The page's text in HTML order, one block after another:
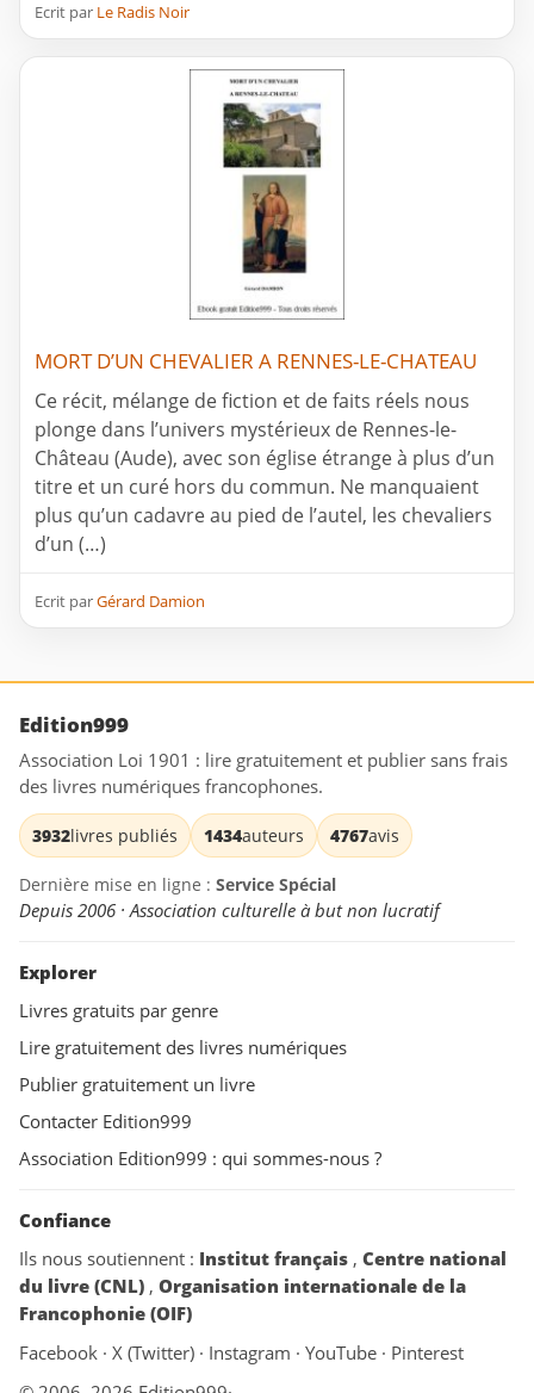
Ecrit par Le Radis Noir
MORT D’UN CHEVALIER A RENNES-LE-CHATEAU
Ce récit, mélange de fiction et de faits réels nous
plonge dans l’univers mystérieux de Rennes-le-
Château (Aude), avec son église étrange à plus d’un
titre et un curé hors du commun. Ne manquaient
plus qu’un cadavre au pied de l’autel, les chevaliers
d’un (…)
Ecrit parGérard Damion
Edition999
Association Loi 1901 : lire gratuitement et publier sans frais
des livres numériques francophones.
3932livres publiés 1434auteurs 4767avis
Dernière mise en ligne : Service Spécial
Depuis 2006 · Association culturelle à but non lucratif
Explorer
Livres gratuits par genre
Lire gratuitement des livres numériques
Publier gratuitement un livre
Contacter Edition999
Association Edition999 : qui sommes-nous ?
Confiance
Ils nous soutiennent : Institut français , Centre national
du livre (CNL) , Organisation internationale de la
Francophonie (OIF)
Facebook · X (Twitter) · Instagram · YouTube · Pinterest